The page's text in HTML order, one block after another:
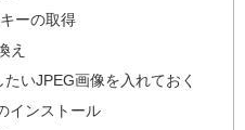
ーの取得
え
いJPEG画像を入れておく
インストール